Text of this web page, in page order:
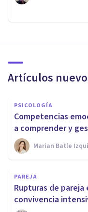
Artículos
PSICOLOGÍA
Competencias
a comprender y
Marian Batle
PAREJA
Rupturas de pareja
convivencia